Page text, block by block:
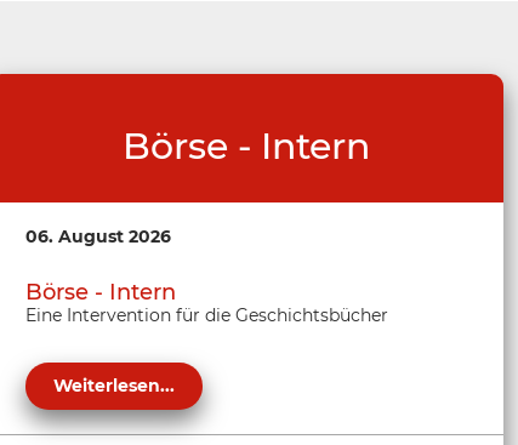
Börse - Intern
06. August 2026
Börse - Intern
Eine Intervention für die Geschichtsbücher
Weiterlesen...